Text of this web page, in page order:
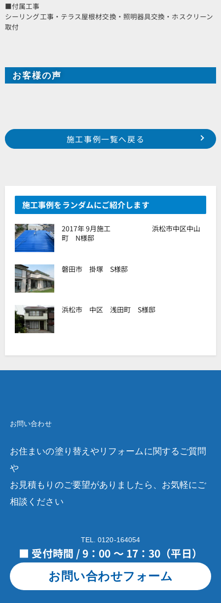
■付属工事
シーリング工事・テラス屋根材交換・照明器具交換・ホスクリーン
取付
お客様の声
Prev 施工事例一覧へ戻る
施工事例をランダムにご紹介します
2017年 9月施工 浜松市中区中山
町 N様邸
磐田市 掛塚 S様邸
浜松市 中区 浅田町 S様邸
お問い合わせ
お住まいの塗り替えやリフォームに関するご質問
や
お見積もりのご要望がありましたら、お気軽にご
相談ください
TEL. 0120-164054
■ 受付時間 / 9：00 ～ 17：30（平日）
お問い合わせフォーム